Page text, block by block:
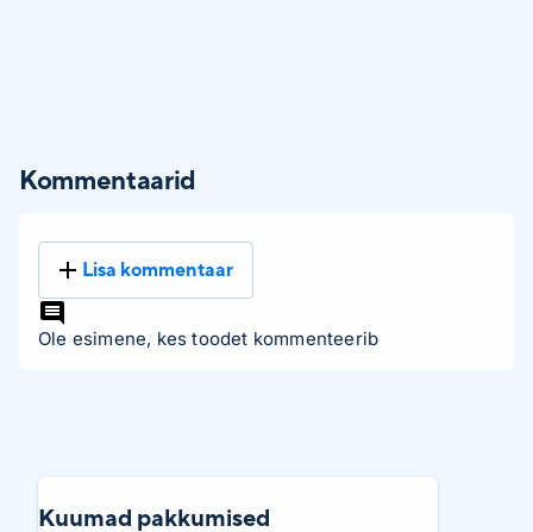
Kommentaarid
Lisa kommentaar
Ole esimene, kes toodet kommenteerib
Kuumad pakkumised